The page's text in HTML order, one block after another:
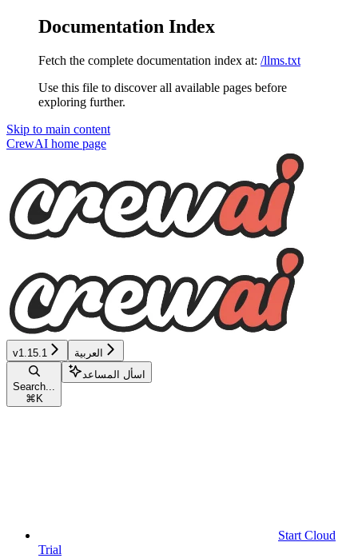
Documentation Index
Fetch the complete documentation index at: /llms.txt
Use this file to discover all available pages before
exploring further.
Skip to main content
CrewAI home page
v1.15.1 العربية
Search...
⌘ K
اسأل المساعد
Start Cloud
Trial